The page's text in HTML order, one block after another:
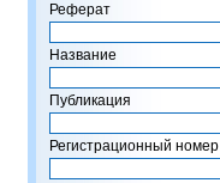
Реферат
Название
Публикация
Регистрационный номер